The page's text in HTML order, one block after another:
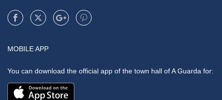
MOBILE APP
You can download the official app of the town hall of A Guarda for: